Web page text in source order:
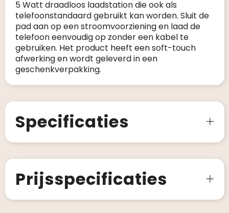
5 Watt draadloos laadstation die ook als
telefoonstandaard gebruikt kan worden. Sluit de
pad aan op een stroomvoorziening en laad de
telefoon eenvoudig op zonder een kabel te
gebruiken. Het product heeft een soft-touch
afwerking en wordt geleverd in een
geschenkverpakking.
Specificaties
Prijsspecificaties